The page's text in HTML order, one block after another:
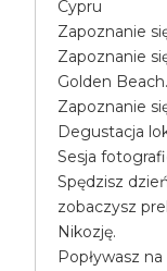
Cypru
Zapoznanie
Zapoznanie
Golden Beach.
Zapoznanie
Degustacja
Sesja
Spędzisz
zobaczysz
Nikozję.
Popływasz